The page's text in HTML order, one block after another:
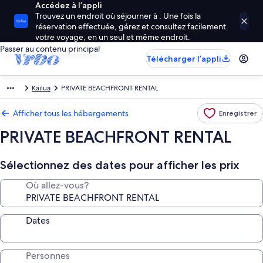
Accédez à l’appli
Trouvez un endroit où séjourner à . Une fois la
réservation effectuée, gérez et consultez facilement
votre voyage, en un seul et même endroit.
Passer au contenu principal
Télécharger l’appli
Kailua PRIVATE BEACHFRONT RENTAL
Afficher tous les hébergements Enregistrer
PRIVATE BEACHFRONT RENTAL
Sélectionnez des dates pour afficher les prix
Où allez-vous?
Dates
Personnes